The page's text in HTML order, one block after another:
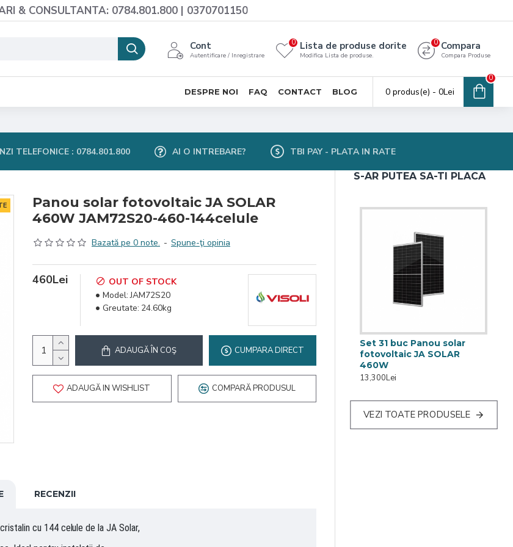
& CONSULTANTA: 0784.801.800 | 0370701150
Cont
Autentificare / Inregistrare
Lista de produse dorite
Modifica Lista de produse.
0 Compara
Compara Produse
0
DESPRE NOI FAQ CONTACT BLOG 0 produs(e) - 0Lei
0
TELEFONICE : 0784.801.800 AI O INTREBARE? TBI PAY - PLATA IN RATE
Panou solar fotovoltaic JA SOLAR
460W JAM72S20-460-144celule
Bazată pe 0 note. - Spune-ţi opinia
460Lei
OUT OF STOCK
Model: JAM72S20
Greutate: 24.60kg
ADAUGĂ ÎN COŞ CUMPARA DIRECT
ADAUGĂ IN WISHLIST COMPARĂ PRODUSUL
RECENZII
cu 144 celule de la JA Solar,
S-AR PUTEA SA-TI PLACA
Set 31 buc Panou solar
fotovoltaic JA SOLAR
460W
13,300Lei
VEZI TOATE PRODUSELE